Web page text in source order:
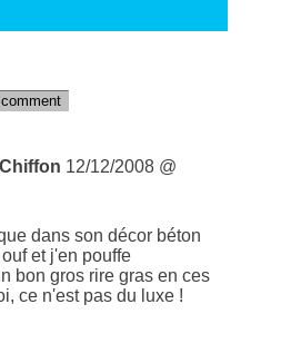
12/12/2008 @
dans son décor béton
et j'en pouffe
bon gros rire gras en ces
ce n'est pas du luxe !